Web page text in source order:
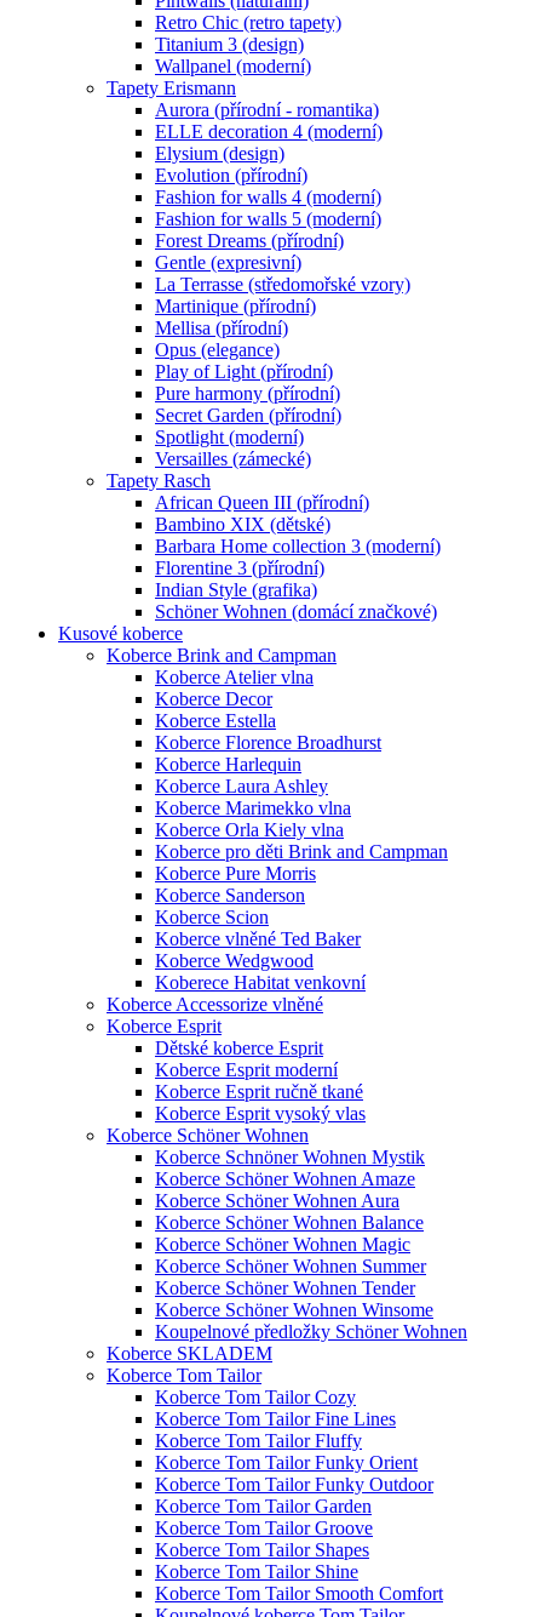
Retro Chic (retro tapety)
Titanium 3 (design)
Wallpanel (moderní)
Tapety Erismann
Aurora (přírodní - romantika)
ELLE decoration 4 (moderní)
Elysium (design)
Evolution (přírodní)
Fashion for walls 4 (moderní)
Fashion for walls 5 (moderní)
Forest Dreams (přírodní)
Gentle (expresivní)
La Terrasse (středomořské vzory)
Martinique (přírodní)
Mellisa (přírodní)
Opus (elegance)
Play of Light (přírodní)
Pure harmony (přírodní)
Secret Garden (přírodní)
Spotlight (moderní)
Versailles (zámecké)
Tapety Rasch
African Queen III (přírodní)
Bambino XIX (dětské)
Barbara Home collection 3 (moderní)
Florentine 3 (přírodní)
Indian Style (grafika)
Schöner Wohnen (domácí značkové)
Kusové koberce
Koberce Brink and Campman
Koberce Atelier vlna
Koberce Decor
Koberce Estella
Koberce Florence Broadhurst
Koberce Harlequin
Koberce Laura Ashley
Koberce Marimekko vlna
Koberce Orla Kiely vlna
Koberce pro děti Brink and Campman
Koberce Pure Morris
Koberce Sanderson
Koberce Scion
Koberce vlněné Ted Baker
Koberce Wedgwood
Koberece Habitat venkovní
Koberce Accessorize vlněné
Koberce Esprit
Dětské koberce Esprit
Koberce Esprit moderní
Koberce Esprit ručně tkané
Koberce Esprit vysoký vlas
Koberce Schöner Wohnen
Koberce Schnöner Wohnen Mystik
Koberce Schöner Wohnen Amaze
Koberce Schöner Wohnen Aura
Koberce Schöner Wohnen Balance
Koberce Schöner Wohnen Magic
Koberce Schöner Wohnen Summer
Koberce Schöner Wohnen Tender
Koberce Schöner Wohnen Winsome
Koupelnové předložky Schöner Wohnen
Koberce SKLADEM
Koberce Tom Tailor
Koberce Tom Tailor Cozy
Koberce Tom Tailor Fine Lines
Koberce Tom Tailor Fluffy
Koberce Tom Tailor Funky Orient
Koberce Tom Tailor Funky Outdoor
Koberce Tom Tailor Garden
Koberce Tom Tailor Groove
Koberce Tom Tailor Shapes
Koberce Tom Tailor Shine
Koberce Tom Tailor Smooth Comfort